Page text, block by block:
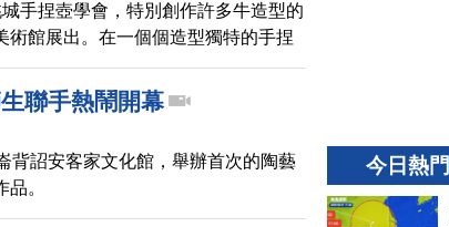
手捏壺學會，特別創作許多牛造型的
術館展出。在一個個造型獨特的手捏
，一起去看看。
聯手熱鬧開幕
背詔安客家文化館，舉辦首次的陶藝
。
今日熱門